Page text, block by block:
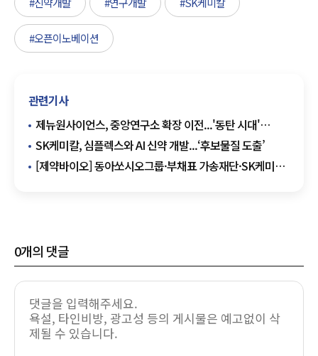
#오픈이노베이션
관련기사
제뉴원사이언스, 중앙연구소 확장 이전...'동탄 시대'
열었다
SK케미칼, 심플렉스와 AI 신약 개발...‘후보물질 도출’
[제약바이오] 동아쏘시오그룹·부채표 가송재단·SK케미칼
0개의 댓글